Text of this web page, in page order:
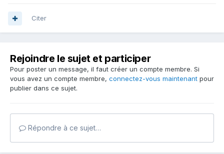
Citer
Rejoindre le sujet et participer
Pour poster un message, il faut créer un compte membre. Si
vous avez un compte membre, connectez-vous maintenant pour
publier dans ce sujet.
Répondre à ce sujet…